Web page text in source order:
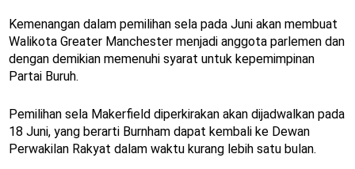
Kemenangan dalam pemilihan sela pada Juni akan membuat
Walikota Greater Manchester menjadi anggota parlemen dan
dengan demikian memenuhi syarat untuk kepemimpinan
Partai Buruh.
Pemilihan sela Makerfield diperkirakan akan dijadwalkan pada
18 Juni, yang berarti Burnham dapat kembali ke Dewan
Perwakilan Rakyat dalam waktu kurang lebih satu bulan.